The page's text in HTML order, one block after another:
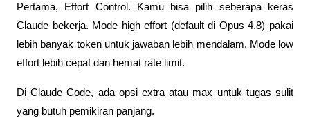
Pertama, Effort Control. Kamu bisa pilih seberapa keras
Claude bekerja. Mode high effort (default di Opus 4.8) pakai
lebih banyak token untuk jawaban lebih mendalam. Mode low
effort lebih cepat dan hemat rate limit.
Di Claude Code, ada opsi extra atau max untuk tugas sulit
yang butuh pemikiran panjang.